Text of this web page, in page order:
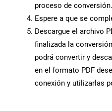
proceso de conversión.
Espere a que se
Descargue el archivo
finalizada la
podrá convertir y
en el formato PDF
conexión y utilizarlas